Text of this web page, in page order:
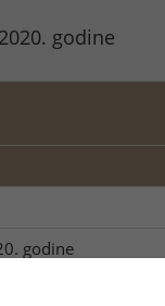
godine
godine
za mart 2020.